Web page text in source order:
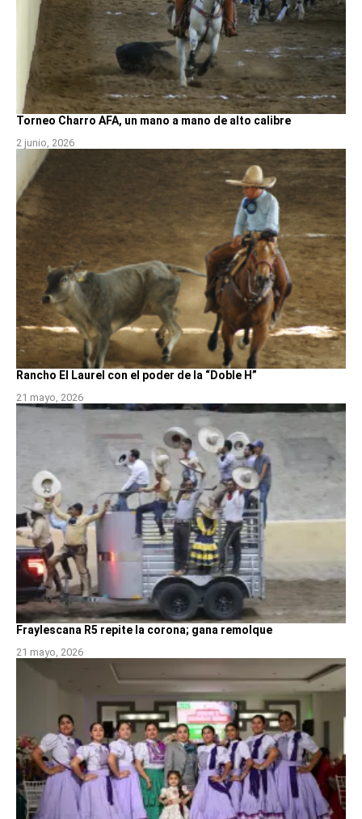
Torneo Charro AFA, un mano a mano de alto calibre
2 junio, 2026
Rancho El Laurel con el poder de la “Doble H”
21 mayo, 2026
Fraylescana R5 repite la corona; gana remolque
21 mayo, 2026